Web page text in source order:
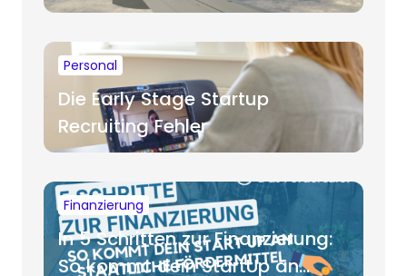
für Startups
Personal
Die Early Stage Startup
Recruiting Fehler
Finanzierung
In 5 Schritten zur Finanzierung:
So kommt dein StartUp an